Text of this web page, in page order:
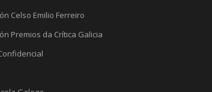
Celso Emilio Ferreiro
Premios da Crítica Galicia